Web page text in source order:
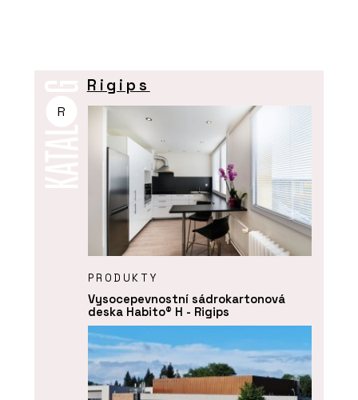
R
Rigips
PRODUKTY
Vysocepevnostní sádrokartonová
deska Habito® H - Rigips